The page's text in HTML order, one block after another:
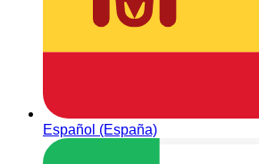
Español (España)